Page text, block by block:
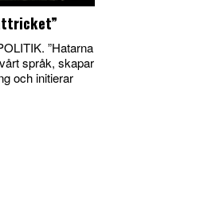
”Hatarna
språk, skapar
och initierar